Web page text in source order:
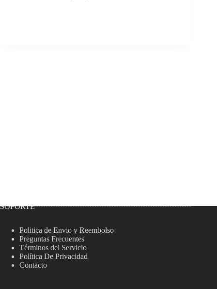
SOPORTE
Politica de Envio y Reembolso
Preguntas Frecuentes
Términos del Servicio
Política De Privacidad
Contacto